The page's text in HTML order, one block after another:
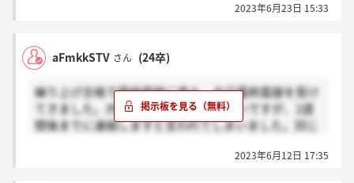
2023年6月23日 15:33
aFmkkSTV さん (24卒)
繰り上げ合格で最終面接に進み、本日最終面接を受け
てきました。内定だったらその場らしいですが、2週
間後までに連絡しますと言われてしまいました。同じ
2023年6月12日 17:35